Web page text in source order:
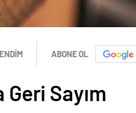
ABONE OL
Sayım